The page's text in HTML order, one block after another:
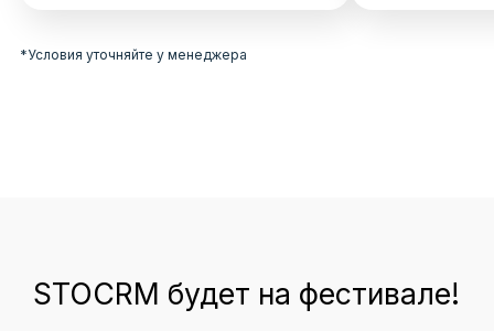
*Условия уточняйте у менеджера